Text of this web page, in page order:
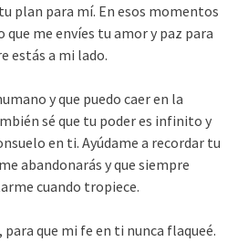
plan para mí. En esos momentos
que me envíes tu amor y paz para
estás a mi lado.
y que puedo caer en la
sé que tu poder es infinito y
en ti. Ayúdame a recordar tu
abandonarás y que siempre
cuando tropiece.
que mi fe en ti nunca flaqueé.